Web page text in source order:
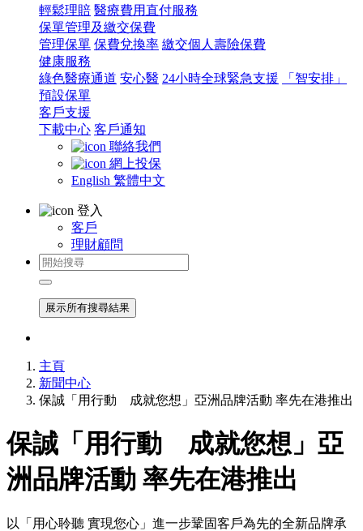
輕鬆理賠 醫療費用直付服務
保單管理及繳交保費
管理保單 保費兌換率 繳交個人壽險保費
健康服務
綠色醫療通道 安心醫 24小時全球緊急支援
「智安排」
預設保單
客戶支援
下載中心 客戶通知
聯絡我們
網上投保
English 繁體中文
登入
客戶
理財顧問
展示所有搜尋結果
主頁
新聞中心
保誠「用行動 成就您想」亞洲品牌活動 率先在港推出
保誠「用行動 成就您想」亞
洲品牌活動 率先在港推出
以「用心聆聽 實現您心」進一步鞏固客戶為先的全新品牌承